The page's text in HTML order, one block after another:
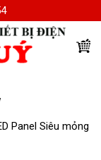
Panel Siêu mỏng